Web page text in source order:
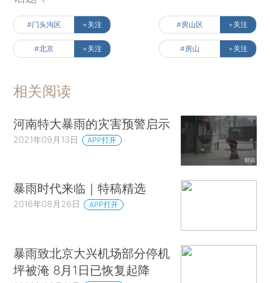
#门头沟区 +关注 #房山区 +关注
#北京 +关注 #房山 +关注
相关阅读
河南特大暴雨的灾害预警启示
2021年09月13日 APP打开
暴雨时代来临｜特稿精选
2016年08月26日 APP打开
暴雨致北京大兴机场部分停机
坪被淹 8月1日已恢复起降